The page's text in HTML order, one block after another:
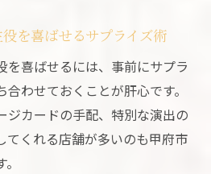
を喜ばせるサプライズ術
を喜ばせるには、事前にサプラ
わせておくことが肝心です。
ジカードの手配、特別な演出の
てくれる店舗が多いのも甲府市